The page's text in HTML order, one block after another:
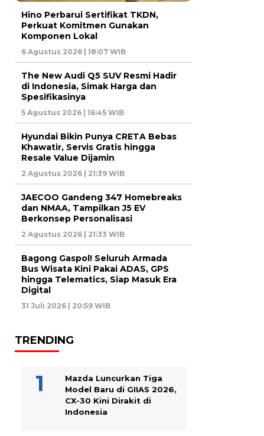
Hino Perbarui Sertifikat TKDN,
Perkuat Komitmen Gunakan
Komponen Lokal
6 Agustus 2026 | 18:07 WIB
The New Audi Q5 SUV Resmi Hadir
di Indonesia, Simak Harga dan
Spesifikasinya
5 Agustus 2026 | 16:45 WIB
Hyundai Bikin Punya CRETA Bebas
Khawatir, Servis Gratis hingga
Resale Value Dijamin
2 Agustus 2026 | 21:39 WIB
JAECOO Gandeng 347 Homebreaks
dan NMAA, Tampilkan J5 EV
Berkonsep Personalisasi
2 Agustus 2026 | 21:33 WIB
Bagong Gaspol! Seluruh Armada
Bus Wisata Kini Pakai ADAS, GPS
hingga Telematics, Siap Masuk Era
Digital
31 Juli 2026 | 20:59 WIB
TRENDING
Mazda Luncurkan Tiga
Model Baru di GIIAS 2026,
CX-30 Kini Dirakit di
Indonesia